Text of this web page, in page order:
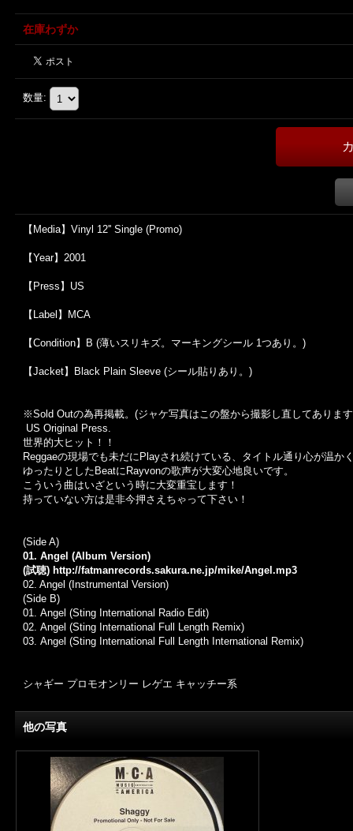
在庫わずか
数量:
【Media】Vinyl 12'' Single (Promo)
【Year】2001
【Press】US
【Label】MCA
【Condition】B (薄いスリキズ。マーキングシール 1つあり。)
【Jacket】Black Plain Sleeve (シール貼りあり。)
※Sold Outの為再掲載。 (ジャケ写真はこの盤から撮影し直してありま
US Original Press.
世界的大ヒット！！
Reggaeの現場でも未だにPlayされ続けている、タイトル通り心が温か
ゆったりとしたBeatにRayvonの歌声が大変心地良いです。
こういう曲はいざという時に大変重宝します！
持っていない方は是非今押さえちゃって下さい！
(Side A)
01. Angel (Album Version)
(試聴) http://fatmanrecords.sakura.ne.jp/mike/Angel.mp3
02. Angel (Instrumental Version)
(Side B)
01. Angel (Sting International Radio Edit)
02. Angel (Sting International Full Length Remix)
03. Angel (Sting International Full Length International Remix)
シャギー プロモオンリー レゲエ キャッチー系
他の写真